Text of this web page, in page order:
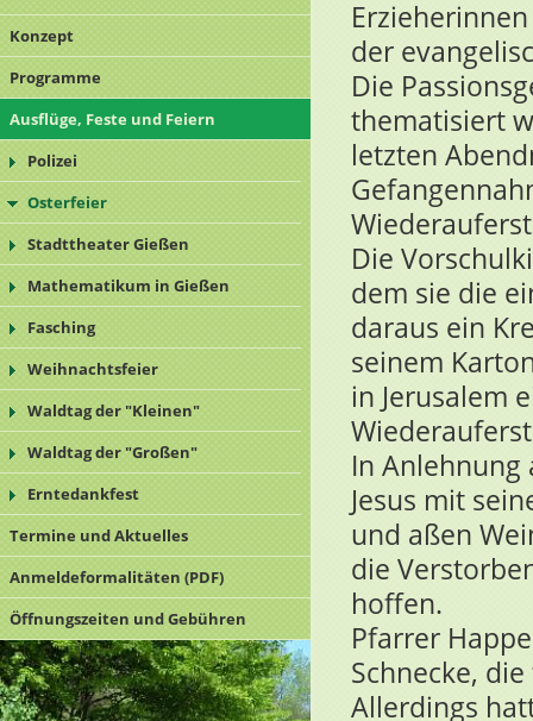
Konzept
Programme
Ausflüge, Feste und Feiern
Polizei
Osterfeier
Stadttheater Gießen
Mathematikum in Gießen
Fasching
Weihnachtsfeier
Waldtag der "Kleinen"
Waldtag der "Großen"
Erntedankfest
Termine und Aktuelles
Anmeldeformalitäten (PDF)
Öffnungszeiten und Gebühren
der
Die
thematisiert
letzten
Die
dem sie die
daraus ein
seinem
in Jerusalem
In Anlehnung
Jesus mit
und aßen
die
hoffen.
Pfarrer
Schnecke,
Allerdings